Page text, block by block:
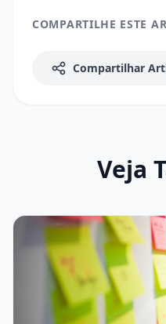
COMPARTILHE ESTE
Compartilhar
Veja